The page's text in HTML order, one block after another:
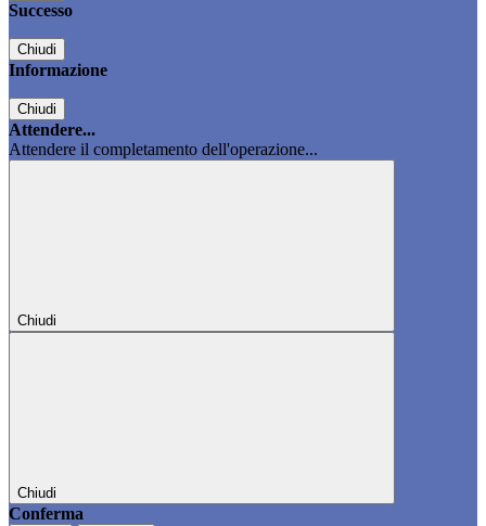
Successo
Chiudi
Informazione
Chiudi
Attendere...
Attendere il completamento dell'operazione...
Chiudi
Chiudi
Conferma